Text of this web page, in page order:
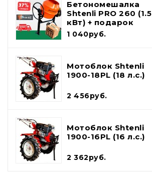
Бетономешалка
Shtenli PRO 260 (1.5
кВт) + подарок
набор
инструментов и
1 040руб.
Мотоблок Shtenli
1900-18PL (18 л.с.)
2 456руб.
Мотоблок Shtenli
1900-16PL (16 л.с.)
2 362руб.